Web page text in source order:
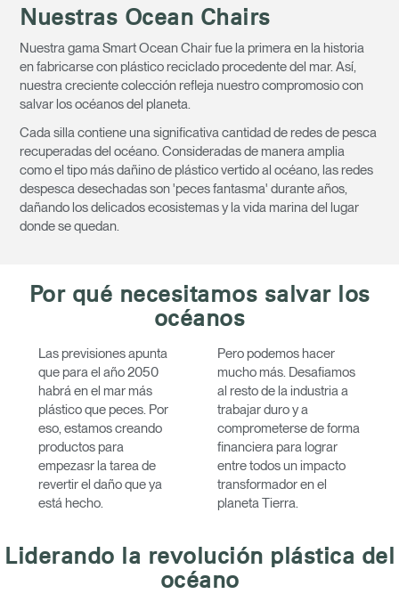
Opens
to
Facebook
Opens
to
Opens
to
Linkedin
Opens
to
Instagram
Opens
to
Humanscale
Blog
Opens
to
Pinterest
Opens
to
YouTube
Nuestras Ocean Chairs
Nuestra gama Smart Ocean Chair fue la primera en la historia
en fabricarse con plástico reciclado procedente del mar. Así,
nuestra creciente colección refleja nuestro compromosio con
salvar los océanos del planeta.
Cada silla contiene una significativa cantidad de redes de pesca
recuperadas del océano. Consideradas de manera amplia
como el tipo más dañino de plástico vertido al océano, las redes
despesca desechadas son 'peces fantasma' durante años,
dañando los delicados ecosistemas y la vida marina del lugar
donde se quedan.
Por qué necesitamos salvar los
océanos
Las previsiones apunta
que para el año 2050
habrá en el mar más
plástico que peces. Por
eso, estamos creando
productos para
empezasr la tarea de
revertir el daño que ya
está hecho.
Pero podemos hacer
mucho más. Desafiamos
al resto de la industria a
trabajar duro y a
comprometerse de forma
financiera para lograr
entre todos un impacto
transformador en el
planeta Tierra.
Liderando la revolución plástica del
océano